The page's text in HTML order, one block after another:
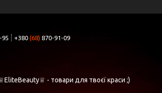
95 +380 (68) 870-91-09
- товари для твоєї краси ;)